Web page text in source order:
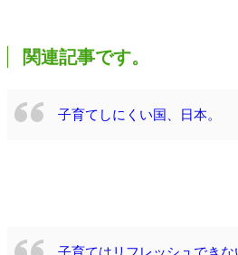
関連記事です。
子育てしにくい国、日本。